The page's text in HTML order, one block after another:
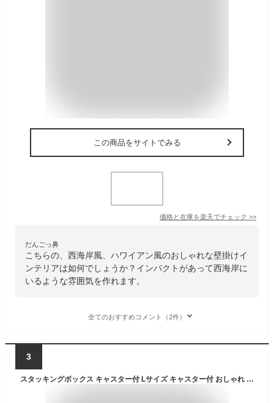
この商品をサイトでみる
価格と在庫を楽天でチェック >>
だんごっ鼻
こちらの、西海岸風、ハワイアン風のおしゃれな壁掛けイ
ンテリアは如何でしょうか？インパクトがあって西海岸に
いるような雰囲気を作れます。
全てのおすすめコメント（2件）
3
スタッキングボックス キャスター付 Lサイズ キャスター付 おしゃれ 収納 カゴ 洗濯 かご インダストリアル 西海岸(代引不可)【送料無料】